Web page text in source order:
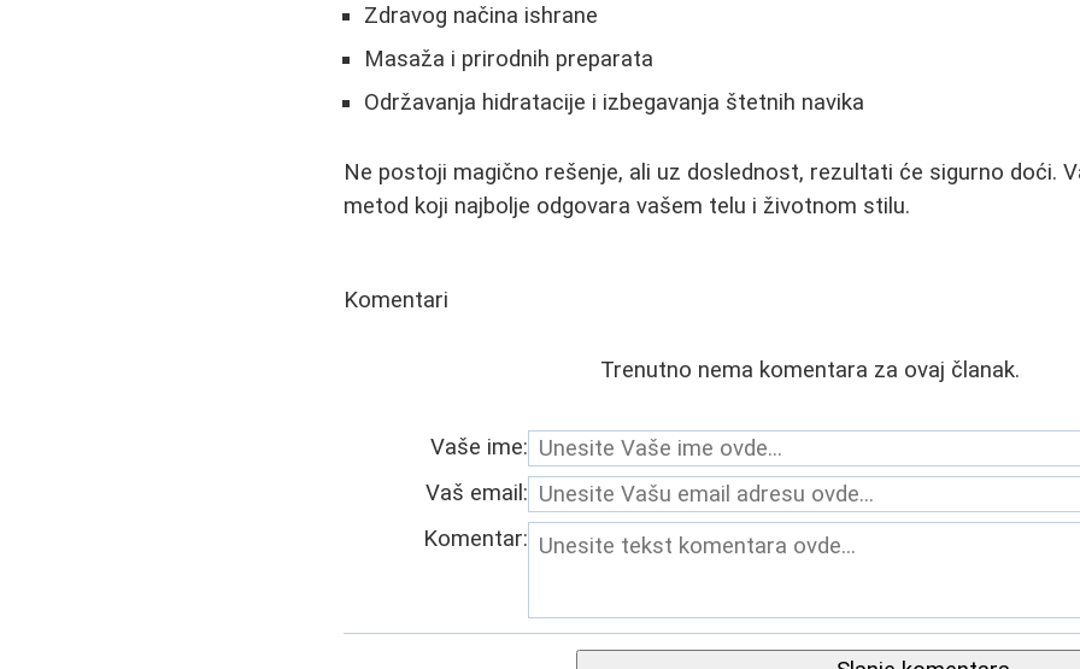
Zdravog načina ishrane
Masaža i prirodnih preparata
Održavanja hidratacije i izbegavanja štetnih navika
Ne postoji magično rešenje, ali uz doslednost, rezultati će sigurno doći.
metod koji najbolje odgovara vašem telu i životnom stilu.
Komentari
Trenutno nema komentara za ovaj članak.
Vaše ime:
Vaš email:
Komentar: